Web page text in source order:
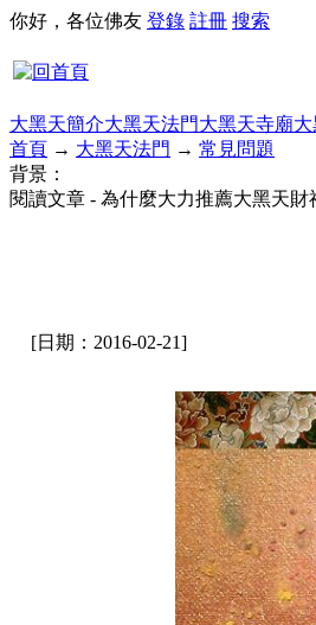
你好，各位佛友 登錄 註冊 搜索
大黑天簡介大黑天法門大黑天寺廟
首頁 → 大黑天法門 → 常見問題
背景：
閱讀文章 - 為什麼大力推薦大黑天財
[日期：2016-02-21]